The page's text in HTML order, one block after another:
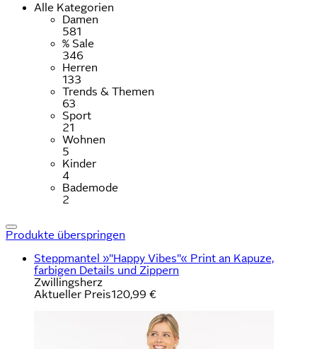
Alle Kategorien
Damen
581
% Sale
346
Herren
133
Trends & Themen
63
Sport
21
Wohnen
5
Kinder
4
Bademode
2
Produkte überspringen
Steppmantel »"Happy Vibes"« Print an Kapuze,
farbigen Details und Zippern
Zwillingsherz
Aktueller Preis120,99 €